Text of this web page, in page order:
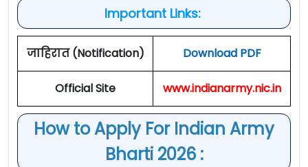
Important Links:
जाहिरात (Notification) Download PDF
Official Site www.indianarmy.nic.in
How to Apply For Indian Army
Bharti 2026 :